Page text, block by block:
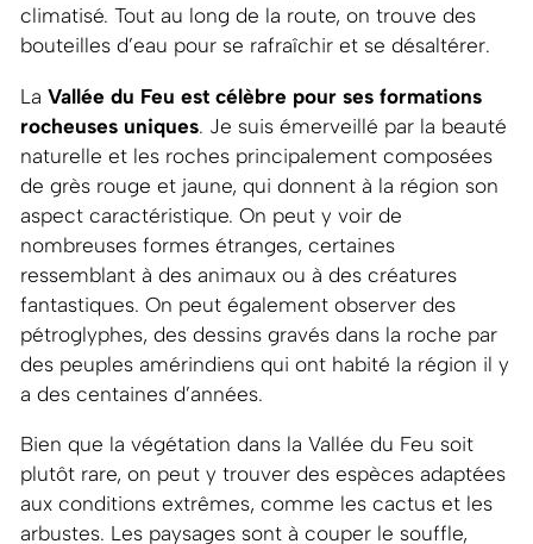
climatisé. Tout au long de la route, on trouve des
bouteilles d’eau pour se rafraîchir et se désaltérer.
La Vallée du Feu est célèbre pour ses formations
rocheuses uniques. Je suis émerveillé par la beauté
naturelle et les roches principalement composées
de grès rouge et jaune, qui donnent à la région son
aspect caractéristique. On peut y voir de
nombreuses formes étranges, certaines
ressemblant à des animaux ou à des créatures
fantastiques. On peut également observer des
pétroglyphes, des dessins gravés dans la roche par
des peuples amérindiens qui ont habité la région il y
a des centaines d’années.
Bien que la végétation dans la Vallée du Feu soit
plutôt rare, on peut y trouver des espèces adaptées
aux conditions extrêmes, comme les cactus et les
arbustes. Les paysages sont à couper le souffle,